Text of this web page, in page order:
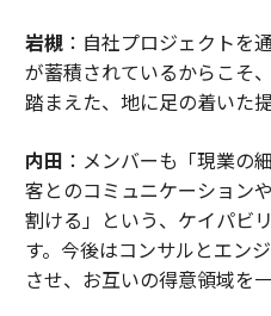
岩槻：自社プロジェクトを
が蓄積されているからこそ
踏まえた、地に足の着いた
内田 ：メンバーも「現業の
客とのコミュニケーション
割ける」という、ケイパビ
す。今後はコンサルとエン
させ、お互いの得意領域を